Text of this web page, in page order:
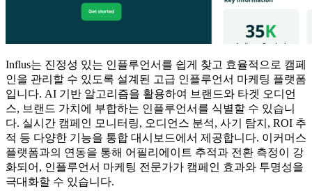
Influs는 진정성 있는 인플루언서를 쉽게 찾고 효율적으로 캠페
인을 관리할 수 있도록 설계된 고급 인플루언서 마케팅 플랫폼
입니다. AI 기반 알고리즘을 활용하여 브랜드와 타겟 오디언
스, 브랜드 가치에 부합하는 인플루언서를 식별할 수 있습니
다. 실시간 캠페인 모니터링, 오디언스 분석, 사기 탐지, ROI 추
적 등 다양한 기능을 통합 대시보드에서 제공합니다. 이커머스
플랫폼과의 연동을 통해 어필리에이트 추적과 전환 측정이 강
화되어, 인플루언서 마케팅 전문가가 캠페인 효과와 투명성을
극대화할 수 있습니다.